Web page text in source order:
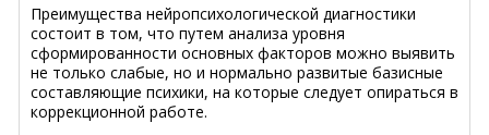
Преимущества нейропсихологической диагностики
состоит в том, что путем анализа уровня
сформированности основных факторов можно выявить
не только слабые, но и нормально развитые базисные
составляющие психики, на которые следует опираться в
коррекционной работе.